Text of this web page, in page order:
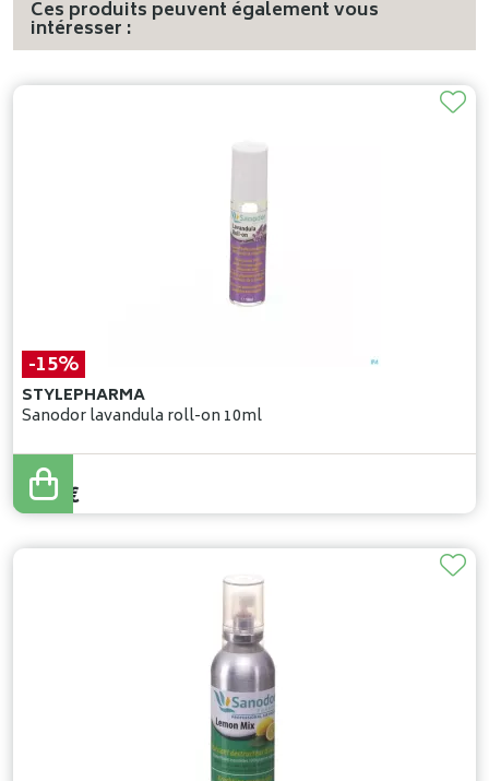
Ces produits peuvent également vous
intéresser :
-15%
STYLEPHARMA
Sanodor lavandula roll-on 10ml
9,95€
8,46 €